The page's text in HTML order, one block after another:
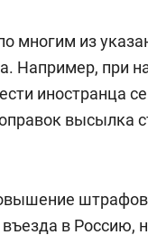
многим из
Например, при
иностранца
высылка
в Россию,